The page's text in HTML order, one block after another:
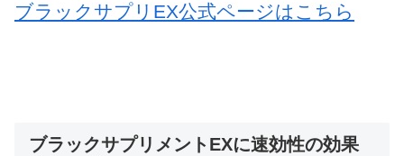
ブラックサプリEX公式ページはこちら
ブラックサプリメントEXに速効性の効果